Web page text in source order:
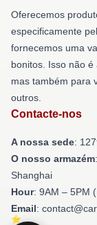
Oferecemos
especificamente
fornecemos uma
bonitos. Isso não é
mas também para
outros.
Contacte-nos
A nossa sede:
O nosso armazém
Shanghai
Hour: 9AM – 5PM
Email: